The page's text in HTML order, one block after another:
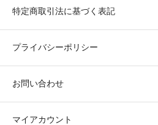
特定商取引法に基づく表記
プライバシーポリシー
お問い合わせ
マイアカウント